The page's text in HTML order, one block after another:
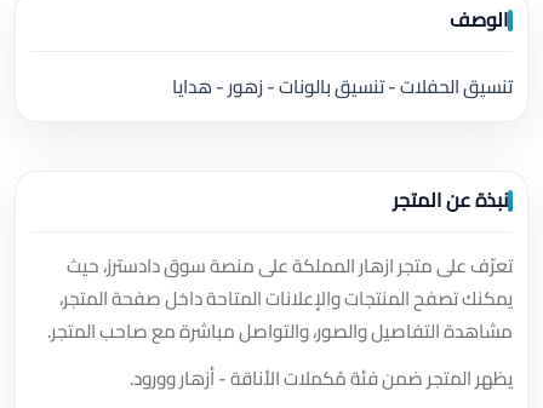
الوصف
تنسيق الحفلات - تنسيق بالونات - زهور - هدايا
نبذة عن المتجر
تعرّف على متجر ازهار المملكة على منصة سوق دادسترز، حيث
يمكنك تصفح المنتجات والإعلانات المتاحة داخل صفحة المتجر،
مشاهدة التفاصيل والصور، والتواصل مباشرة مع صاحب المتجر.
يظهر المتجر ضمن فئة مُكملات الأناقة - أزهار وورود.